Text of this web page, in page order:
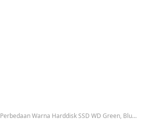
Perbedaan Warna Harddisk SSD WD Green, Blue, Black, Red & Purple